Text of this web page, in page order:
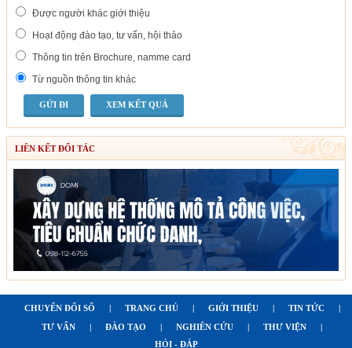
Được người khác giới thiệu
Hoạt động đào tạo, tư vấn, hội thảo
Thông tin trên Brochure, namme card
Từ nguồn thông tin khác
XEM KẾT QUẢ
LIÊN KẾT ĐỐI TÁC
CHUYỂN ĐỔI SỐ TRANG CHỦ GIỚI THIỆU TIN TỨC
TƯ VẤN
ĐÀO TẠO NGHIÊN CỨU THƯ VIỆN
HỎI - ĐÁP